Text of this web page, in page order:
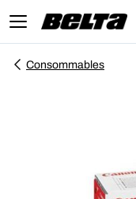
Consommables